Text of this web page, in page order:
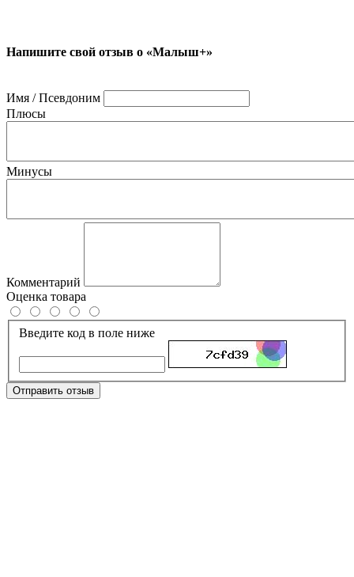
Напишите свой отзыв о «Малыш+»
Имя / Псевдоним
Плюсы
Минусы
Комментарий
Оценка товара
Введите код в поле ниже
Отправить отзыв